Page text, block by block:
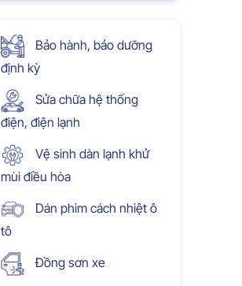
Bảo hành, bảo dưỡng
định kỳ
Sửa chữa hệ thống
điện, điện lạnh
Vệ sinh dàn lạnh khử
mùi điều hòa
Dán phim cách nhiệt ô
tô
Đồng sơn xe